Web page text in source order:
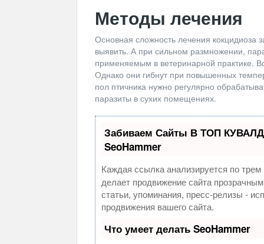
Методы лечения
Основная сложность лечения кокцидиоза
выявить. А при сильном размножении,
применяемым в ветеринарной практике.
Однако они гибнут при повышенных
пол птичника нужно регулярно
паразиты в сухих помещениях.
Забиваем Сайты В ТОП
SeoHammer
Каждая ссылка анализируется по
делает продвижение сайта
статьи, упоминания, пресс-релизы -
продвижения вашего сайта.
Что умеет делать SeoHammer